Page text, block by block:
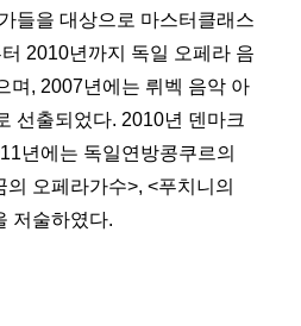
들을 대상으로 마스터클래스
2010년까지 독일 오페라 음
며, 2007년에는 뤼벡 음악 아
선출되었다. 2010년 덴마크
년에는 독일연방콩쿠르의
오페라가수>, <푸치니의
저술하였다.